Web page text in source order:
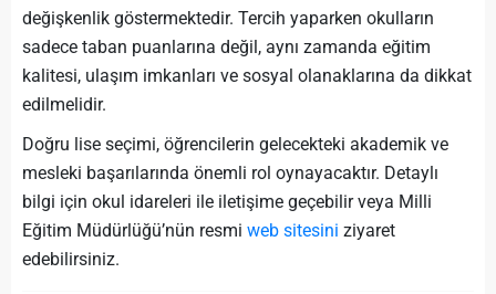
değişkenlik göstermektedir. Tercih yaparken okulların
sadece taban puanlarına değil, aynı zamanda eğitim
kalitesi, ulaşım imkanları ve sosyal olanaklarına da dikkat
edilmelidir.
Doğru lise seçimi, öğrencilerin gelecekteki akademik ve
mesleki başarılarında önemli rol oynayacaktır. Detaylı
bilgi için okul idareleri ile iletişime geçebilir veya Milli
Eğitim Müdürlüğü’nün resmi web sitesini ziyaret
edebilirsiniz.